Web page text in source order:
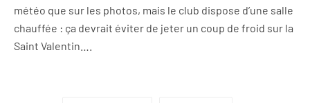
météo que sur les photos, mais le club dispose d’une salle
chauffée : ça devrait éviter de jeter un coup de froid sur la
Saint Valentin….